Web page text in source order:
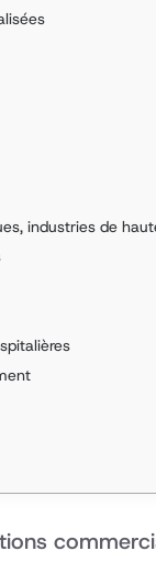
industries de